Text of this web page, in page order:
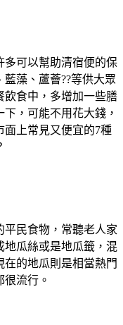
多可以幫助清宿便的保
藻、蘆薈??等供大眾
飲食中，多增加一些膳
，可能不用花大錢，
面上常見又便宜的7種
民食物，常聽老人家
瓜絲或是地瓜籤，混
的地瓜則是相當熱門
流行。